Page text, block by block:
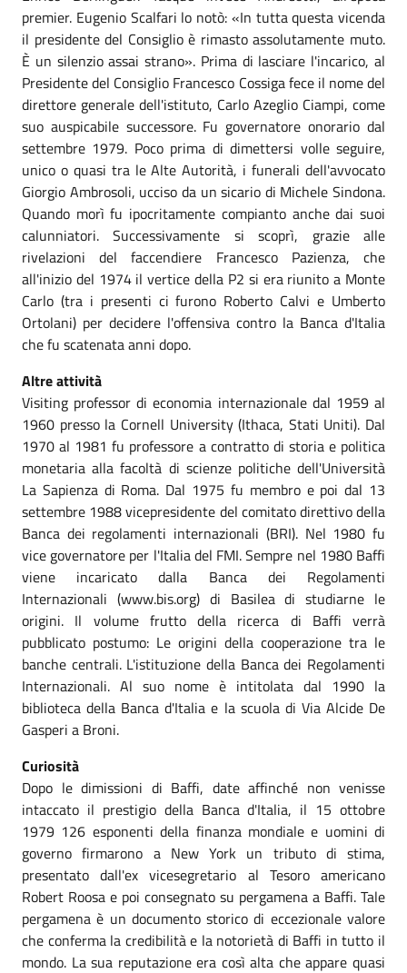
premier. Eugenio Scalfari lo notò: «In tutta questa vicenda
il presidente del Consiglio è rimasto assolutamente muto.
È un silenzio assai strano». Prima di lasciare l'incarico, al
Presidente del Consiglio Francesco Cossiga fece il nome del
direttore generale dell'istituto, Carlo Azeglio Ciampi, come
suo auspicabile successore. Fu governatore onorario dal
settembre 1979. Poco prima di dimettersi volle seguire,
unico o quasi tra le Alte Autorità, i funerali dell'avvocato
Giorgio Ambrosoli, ucciso da un sicario di Michele Sindona.
Quando morì fu ipocritamente compianto anche dai suoi
calunniatori. Successivamente si scoprì, grazie alle
rivelazioni del faccendiere Francesco Pazienza, che
all'inizio del 1974 il vertice della P2 si era riunito a Monte
Carlo (tra i presenti ci furono Roberto Calvi e Umberto
Ortolani) per decidere l'offensiva contro la Banca d'Italia
che fu scatenata anni dopo.
Altre attività
Visiting professor di economia internazionale dal 1959 al
1960 presso la Cornell University (Ithaca, Stati Uniti). Dal
1970 al 1981 fu professore a contratto di storia e politica
monetaria alla facoltà di scienze politiche dell'Università
La Sapienza di Roma. Dal 1975 fu membro e poi dal 13
settembre 1988 vicepresidente del comitato direttivo della
Banca dei regolamenti internazionali (BRI). Nel 1980 fu
vice governatore per l'Italia del FMI. Sempre nel 1980 Baffi
viene incaricato dalla Banca dei Regolamenti
Internazionali (www.bis.org) di Basilea di studiarne le
origini. Il volume frutto della ricerca di Baffi verrà
pubblicato postumo: Le origini della cooperazione tra le
banche centrali. L'istituzione della Banca dei Regolamenti
Internazionali. Al suo nome è intitolata dal 1990 la
biblioteca della Banca d'Italia e la scuola di Via Alcide De
Gasperi a Broni.
Curiosità
Dopo le dimissioni di Baffi, date affinché non venisse
intaccato il prestigio della Banca d'Italia, il 15 ottobre
1979 126 esponenti della finanza mondiale e uomini di
governo firmarono a New York un tributo di stima,
presentato dall'ex vicesegretario al Tesoro americano
Robert Roosa e poi consegnato su pergamena a Baffi. Tale
pergamena è un documento storico di eccezionale valore
che conferma la credibilità e la notorietà di Baffi in tutto il
mondo. La sua reputazione era così alta che appare quasi